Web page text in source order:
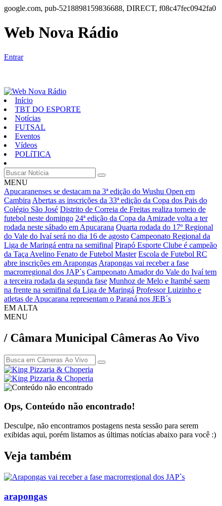
google.com, pub-5218898159836688, DIRECT, f08c47fec0942fa0
Web Nova Rádio
Entrar
Início
TBT DO ESPORTE
Notícias
FUTSAL
Eventos
Vídeos
POLíTICA
MENU
Apucaranenses se destacam na 3ª edição do Wushu Open em
Cambira Abertas as inscrições da 33ª edição da Copa dos Pais do
Colégio São José Distrito de Correia de Freitas realiza torneio de
futebol neste domingo 24ª edição da Copa da Amizade volta a ter
rodada neste sábado em Apucarana Quarta rodada do 17º Regional
do Vale do Ivaí será no dia 16 de agosto Campeonato Regional da
Liga de Maringá entra na semifinal Pirapó Esporte Clube é campeão
da Taça Avelino Fenato de Futebol Master Escola de Futebol RC
abre inscrições em Arapongas Arapongas vai receber a fase
macrorregional dos JAP`s Campeonato Amador do Vale do Ivaí tem
a terceira rodada da segunda fase Munhoz de Melo e Itambé saem
na frente na semifinal da Liga de Maringá Professor Luizinho e
atletas de Apucarana representam o Paraná nos JEB´s
EM ALTA
MENU
/ Câmara Municipal Câmeras Ao Vivo
Ops, Conteúdo não encontrado!
Desculpe, não encontramos postagens nesta sessão para serem
exibidas aqui, porém listamos as últimas notícias abaixo para você :)
Veja também
arapongas